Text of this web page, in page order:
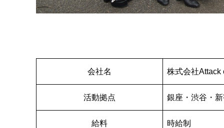
会社名 株式会社Attack
活動拠点 銀座・渋谷・
給料 時給制